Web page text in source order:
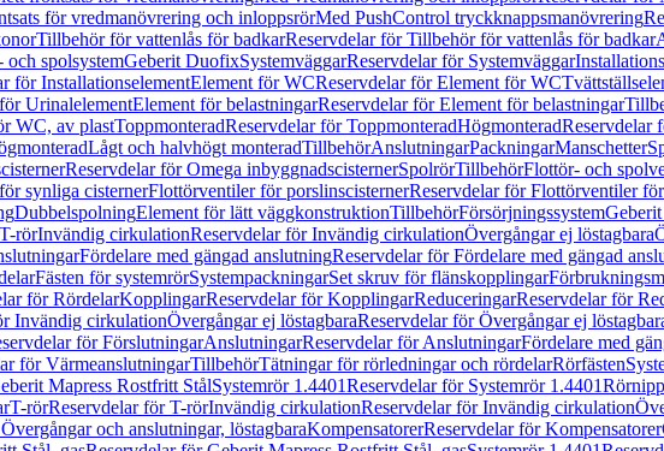
för vredmanövrering och inloppsrörMed PushControl tryckknappsmanövrering
Tillbehör för vattenlås för badkarReservdelar för Tillbehör för vattenlås för badkar
och spolsystemGeberit DuofixSystemväggarReservdelar för Systemväggar
för InstallationselementElement för WCReservdelar för Element för WC
UrinalelementElement för belastningarReservdelar för Element för belastningar
WC, av plastToppmonteradReservdelar för ToppmonteradHögmonteradReservdelar
Lågt och halvhögt monteradTillbehörAnslutningarPackningarManschetter
Reservdelar för Omega inbyggnadscisternerSpolrörTillbehörFlottör- och
synliga cisternerFlottörventiler för porslinscisternerReservdelar för Flottörventiler
DubbelspolningElement för lätt väggkonstruktionTillbehörFörsörjningssystem
T-rörInvändig cirkulationReservdelar för Invändig cirkulationÖvergångar ej löstagbara
Fördelare med gängad anslutningReservdelar för Fördelare med gängad
Fästen för systemrörSystempackningarSet skruv för flänskopplingar
för RördelarKopplingarReservdelar för KopplingarReduceringarReservdelar för
Invändig cirkulationÖvergångar ej löstagbaraReservdelar för Övergångar ej
för FörslutningarAnslutningarReservdelar för AnslutningarFördelare med
för VärmeanslutningarTillbehörTätningar för rörledningar och rördelarRörfästen
Mapress Rostfritt StålSystemrör 1.4401Reservdelar för Systemrör 1.4401
T-rörReservdelar för T-rörInvändig cirkulationReservdelar för Invändig cirkulation
och anslutningar, löstagbaraKompensatorerReservdelar för Kompensatorer